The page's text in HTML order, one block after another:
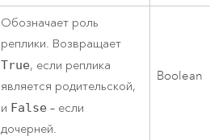
Обозначает роль
реплики. Возвращает
True, если реплика
является родительской,
и False – если
дочерней.
Boolean